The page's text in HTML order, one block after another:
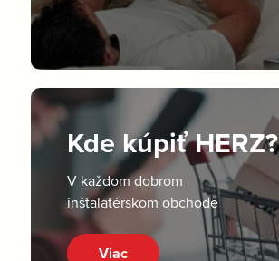
Kde kúpiť HERZ?
V každom dobrom
inštalatérskom obchode
Viac